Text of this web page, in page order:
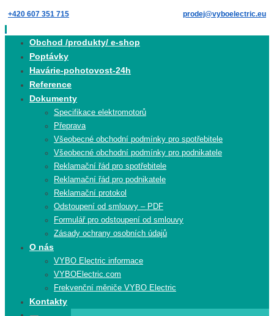
Skip
to
content
+420 607 351 715 prodej@vyboelectric.eu
Obchod /produkty/ e-shop
Poptávky
Havárie-pohotovost-24h
Reference
Dokumenty
Specifikace elektromotorů
Přeprava
Všeobecné obchodní podmínky pro spotřebitele
Všeobecné obchodní podmínky pro podnikatele
Reklamační řád pro spotřebitele
Reklamační řád pro podnikatele
Reklamační protokol
Odstoupení od smlouvy – PDF
Formulář pro odstoupení od smlouvy
Zásady ochrany osobních údajů
O nás
VYBO Electric informace
VYBOElectric.com
Frekvenční měniče VYBO Electric
Kontakty
Search